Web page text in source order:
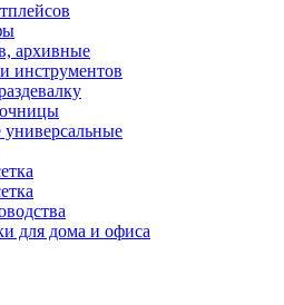
архивные
инструментов
для дома и офиса